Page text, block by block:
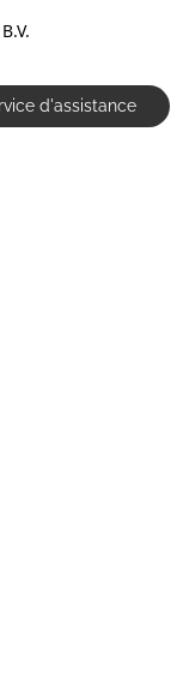
d'assistance